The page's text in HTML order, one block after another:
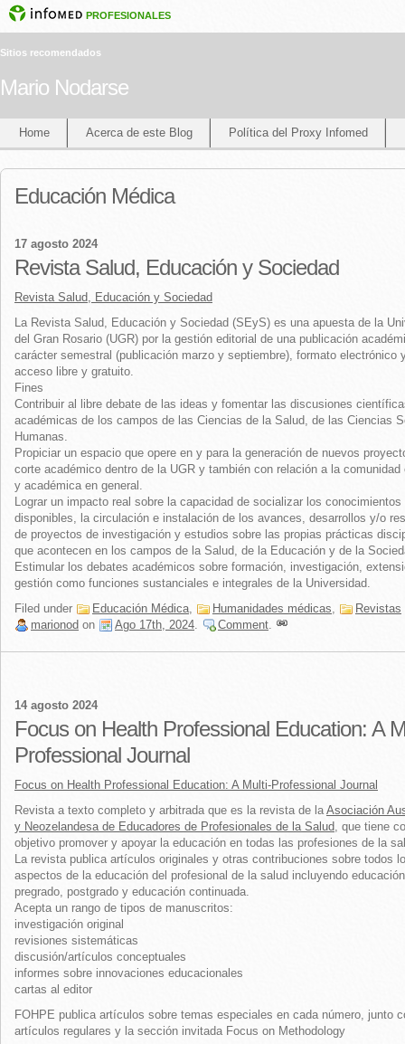
PROFESIONALES
Sitios recomendados
Mario Nodarse
Home Acerca de este Blog Política del Proxy Infomed
Educación Médica
17 agosto 2024
Revista Salud, Educación y Sociedad
Revista Salud, Educación y Sociedad
La Revista Salud, Educación y Sociedad (SEyS) es una apuesta de la
del Gran Rosario (UGR) por la gestión editorial de una publicación
carácter semestral (publicación marzo y septiembre), formato electrónico
acceso libre y gratuito.
Fines
Contribuir al libre debate de las ideas y fomentar las discusiones
académicas de los campos de las Ciencias de la Salud, de las Ciencias
Humanas.
Propiciar un espacio que opere en y para la generación de nuevos
corte académico dentro de la UGR y también con relación a la
y académica en general.
Lograr un impacto real sobre la capacidad de socializar los conocimientos
disponibles, la circulación e instalación de los avances, desarrollos y/o
de proyectos de investigación y estudios sobre las propias prácticas
que acontecen en los campos de la Salud, de la Educación y de la
Estimular los debates académicos sobre formación, investigación,
gestión como funciones sustanciales e integrales de la Universidad.
Filed under
Educación Médica, Humanidades médicas, Revistas
marionod on Ago 17th, 2024. Comment.
14 agosto 2024
Focus on Health Professional Education: A
Professional Journal
Focus on Health Professional Education: A Multi-Professional Journal
Revista a texto completo y arbitrada que es la revista de laAsociación
y Neozelandesa de Educadores de Profesionales de la Salud, que tiene
objetivo promover y apoyar la educación en todas las profesiones de la
La revista publica artículos originales y otras contribuciones sobre todos
aspectos de la educación del profesional de la salud incluyendo educación
pregrado, postgrado y educación continuada.
Acepta un rango de tipos de manuscritos:
investigación original
revisiones sistemáticas
discusión/artículos conceptuales
informes sobre innovaciones educacionales
cartas al editor
FOHPE publica artículos sobre temas especiales en cada número, junto
artículos regulares y la sección invitada Focus on Methodology